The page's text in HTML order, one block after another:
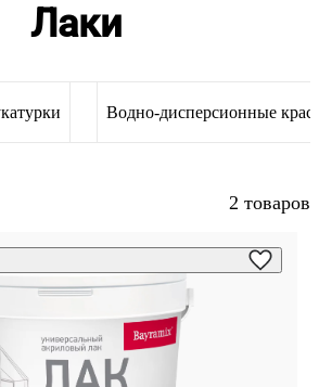
Лаки
Водно-дисперсионные
2 товаров